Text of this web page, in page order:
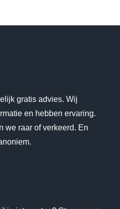
gratis advies. Wij
en hebben ervaring.
we raar of verkeerd. En